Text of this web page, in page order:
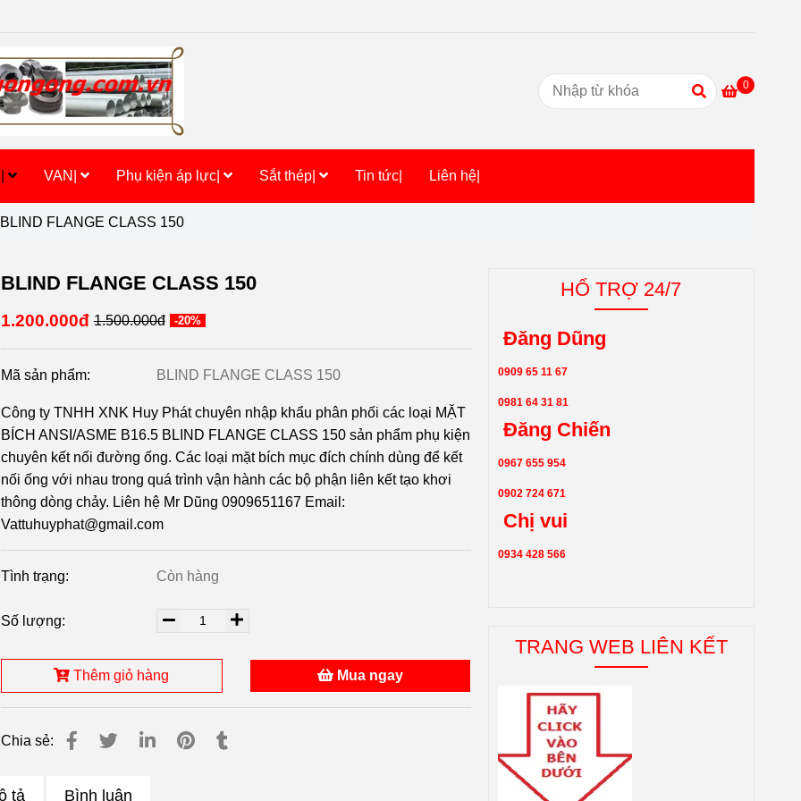
0
VAN| Phụ kiện áp lực| Sắt thép| Tin tức| Liên hệ|
BLIND FLANGE CLASS 150
BLIND FLANGE CLASS 150
1.200.000đ 1.500.000đ -20%
Mã sản phẩm: BLIND FLANGE CLASS 150
Công ty TNHH XNK Huy Phát chuyên nhập khẩu phân phối các loại MẶT
BÍCH ANSI/ASME B16.5 BLIND FLANGE CLASS 150 sản phẩm phụ kiện
chuyên kết nối đường ống. Các loại mặt bích mục đích chính dùng để kết
nối ống với nhau trong quá trình vận hành các bộ phận liên kết tạo khơi
thông dòng chảy. Liên hệ Mr Dũng 0909651167 Email:
Vattuhuyphat@gmail.com
Tình trạng: Còn hàng
Số lượng:
Thêm giỏ hàng Mua ngay
Chia sẻ:
tả Bình luận
HỔ TRỢ 24/7
Đăng Dũng
0909 65 11 67
0981 64 31 81
Đăng Chiến
0967 655 954
0902 724 671
Chị vui
0934 428 566
TRANG WEB LIÊN KẾT